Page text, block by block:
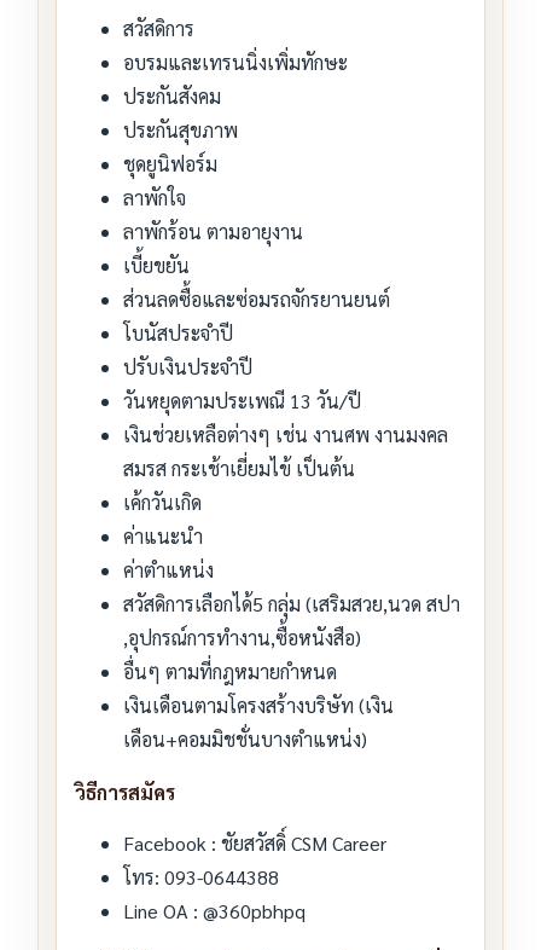
สวัสดิการ
อบรมและเทรนนิ่งเพิ่มทักษะ
ประกันสังคม
ประกันสุขภาพ
ชุดยูนิฟอร์ม
ลาพักใจ
ลาพักร้อน ตามอายุงาน
เบี้ยขยัน
ส่วนลดซื้อและซ่อมรถจักรยานยนต์
โบนัสประจำปี
ปรับเงินประจำปี
วันหยุดตามประเพณี 13 วัน/ปี
เงินช่วยเหลือต่างๆ เช่น งานศพ งานมงคล
สมรส กระเช้าเยี่ยมไข้ เป็นต้น
เค้กวันเกิด
ค่าแนะนำ
ค่าตำแหน่ง
สวัสดิการเลือกได้5 กลุ่ม (เสริมสวย,นวด สปา
,อุปกรณ์การทำงาน,ซื้อหนังสือ)
อื่นๆ ตามที่กฎหมายกำหนด
เงินเดือนตามโครงสร้างบริษัท (เงิน
เดือน+คอมมิชชั่นบางตำแหน่ง)
วิธีการสมัคร
Facebook : ชัยสวัสดิ์ CSM Career
โทร: 093-0644388
Line OA : @360pbhpq